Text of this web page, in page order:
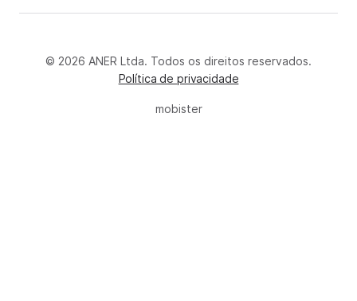
© 2026 ANER Ltda. Todos os direitos reservados.
Política de privacidade
mobister